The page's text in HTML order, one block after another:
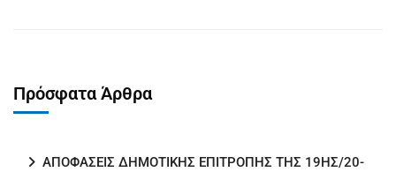
Πρόσφατα Άρθρα
ΑΠΟΦΑΣΕΙΣ ΔΗΜΟΤΙΚΗΣ ΕΠΙΤΡΟΠΗΣ ΤΗΣ 19ΗΣ/20-